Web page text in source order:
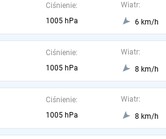
Ciśnienie:
1005 hPa
Wiatr:
6 km/h
Ciśnienie:
1005 hPa
Wiatr:
8 km/h
Ciśnienie:
1005 hPa
Wiatr:
8 km/h